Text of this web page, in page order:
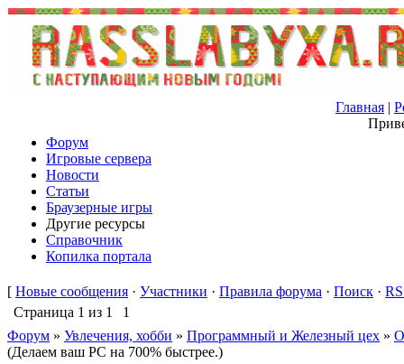
Главная |
Форум
Игровые сервера
Новости
Статьи
Браузерные игры
Другие ресурсы
Справочник
Копилка портала
[ Новые сообщения · Участники · Правила форума · Поиск ·
Страница 1 из 1
1
Форум » Увлечения, хобби » Программный и Железный цех »
(Делаем ваш PC на 700% быстрее.)